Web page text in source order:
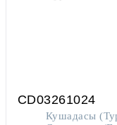
CD03261024
Кушадасы